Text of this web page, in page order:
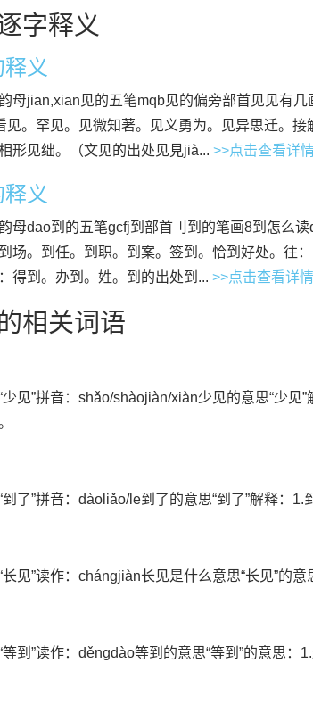
字释义
释义
母jian,xian见的五笔mqb见的偏旁部首见见有几
见。罕见。见微知著。见义勇为。见异思迁。
形见绌。（文见的出处见見jià... >>点击查看详
释义
母dao到的五笔gcfj到部首刂到的笔画8到怎么
场。到任。到职。到案。签到。恰到好处。往
得到。办到。姓。到的出处到... >>点击查看详情
相关词语
少见”拼音：shǎo/shàojiàn/xiàn少见的意思“少见
了”拼音：dàoliǎo/le到了的意思“到了”解释：1.
见”读作：chángjiàn长见是什么意思“长见”的意
到”读作：děngdào等到的意思“等到”的意思：